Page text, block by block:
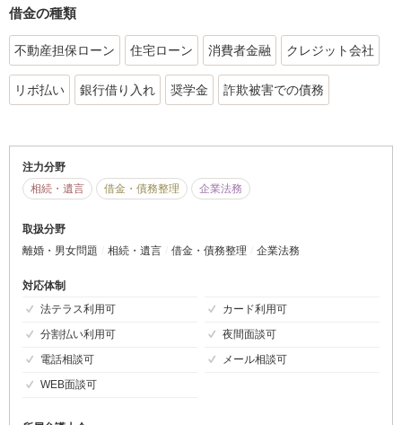
借金の種類
不動産担保ローン 住宅ローン 消費者金融 クレジット会社
リボ払い 銀行借り入れ 奨学金 詐欺被害での債務
注力分野
相続・遺言
借金・債務整理 企業法務
取扱分野
離婚・男女問題
相続・遺言 借金・債務整理 企業法務
対応体制
法テラス利用可
カード利用可
分割払い利用可
夜間面談可
電話相談可
メール相談可
WEB面談可